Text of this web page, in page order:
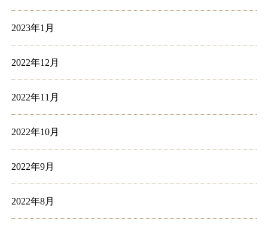
2023年1月
2022年12月
2022年11月
2022年10月
2022年9月
2022年8月